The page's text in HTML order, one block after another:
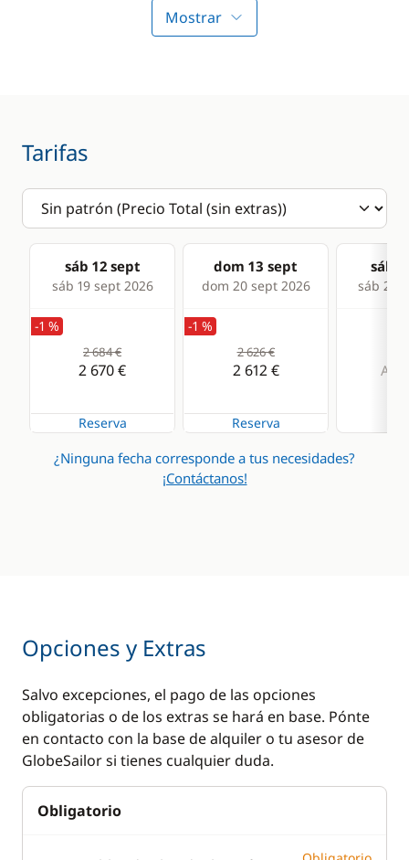
Agua caliente
Estufa horno de gas
Frigorífico
Mostrar
Tarifas
sáb 12 sept
sáb 19 sept 2026
dom 13 sept
dom 20 sept 2026
sáb
sáb 26
-1 %
2 684 €
2 670 €
Reserva
-1 %
2 626 €
2 612 €
Reserva
¿Ninguna fecha corresponde a tus necesidades?
¡Contáctanos!
Opciones y Extras
Salvo excepciones, el pago de las opciones
obligatorias o de los extras se hará en base. Pónte
en contacto con la base de alquiler o tu asesor de
GlobeSailor si tienes cualquier duda.
Obligatorio